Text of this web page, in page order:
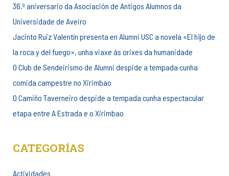
36.º aniversario da Asociación de Antigos Alumnos da
Universidade de Aveiro
Jacinto Ruiz Valentín presenta en Alumni USC a novela «El hijo de
la roca y del fuego», unha viaxe ás orixes da humanidade
O Club de Sendeirismo de Alumni despide a tempada cunha
comida campestre no Xirimbao
O Camiño Taverneiro despide a tempada cunha espectacular
etapa entre A Estrada e o Xirimbao
CATEGORÍAS
Actividades